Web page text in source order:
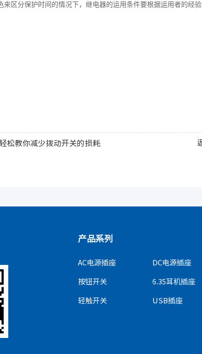
来区分保护时间的情况下，继电器的运用条件要根据运用者的经验
轻松教你减少拨动开关的损耗
产品系列
AC电源插座 DC电源插座
按钮开关 6.35耳机插座
轻触开关 USB插座